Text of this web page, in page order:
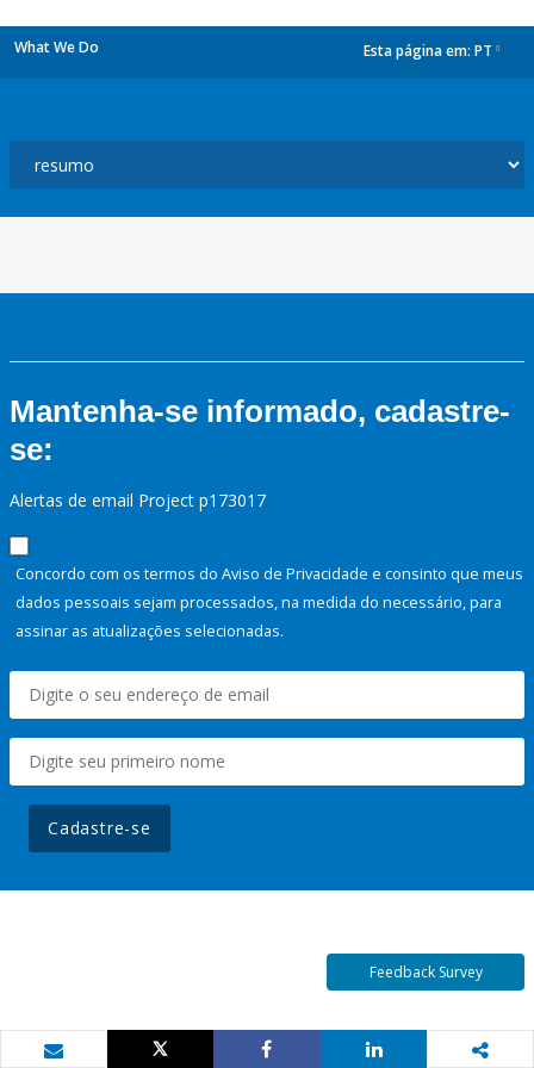
What We Do Esta página em: PT
Mantenha-se informado, cadastre-
se:
Alertas de email Project p173017
Concordo com os termos do Aviso de Privacidade e consinto que meus
dados pessoais sejam processados, na medida do necessário, para
assinar as atualizações selecionadas.
Cadastre-se
Feedback Survey